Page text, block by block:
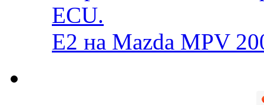
ECU.
E2 на Mazda MPV